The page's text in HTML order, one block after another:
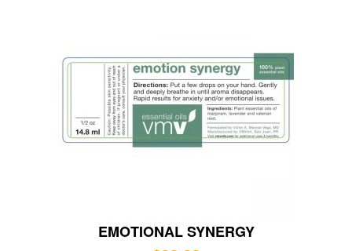
EMOTIONAL SYNERGY